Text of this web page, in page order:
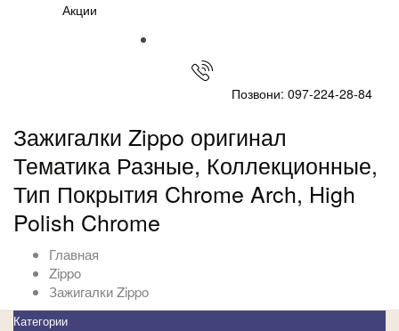
Акции
Позвони: 097-224-28-84
Зажигалки Zippo оригинал
Тематика Разные, Коллекционные,
Тип Покрытия Chrome Arch, High
Polish Chrome
Главная
Zippo
Зажигалки Zippo
Категории